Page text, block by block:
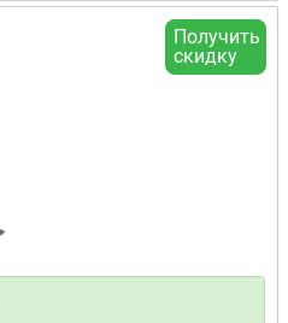
Получить
скидку